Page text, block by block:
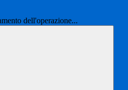
dell'operazione...